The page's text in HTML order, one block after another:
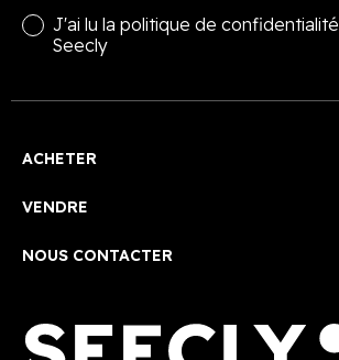
J'ai lu la politique de confidentialité
Seecly
ACHETER
VENDRE
NOUS CONTACTER